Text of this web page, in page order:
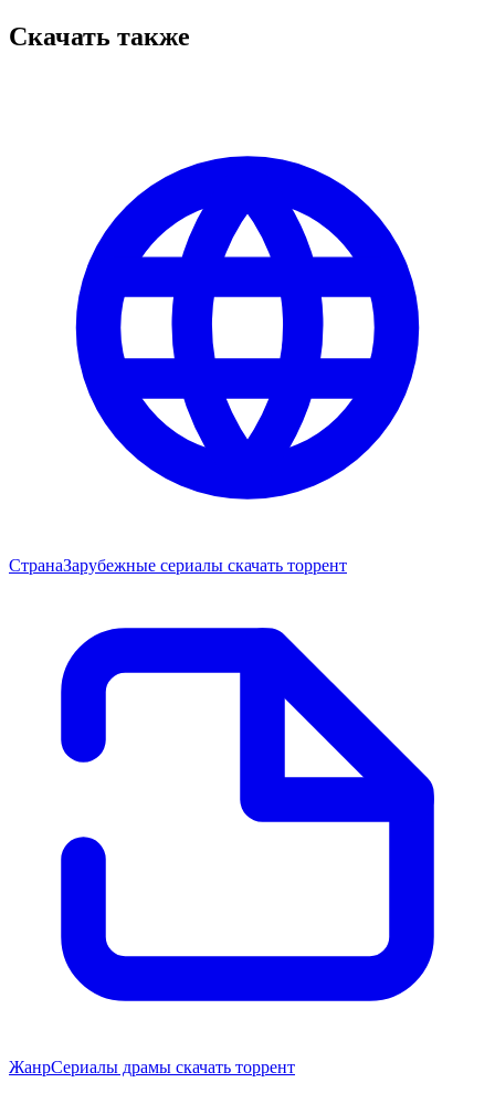
Скачать также
СтранаЗарубежные сериалы скачать торрент
ЖанрСериалы драмы скачать торрент